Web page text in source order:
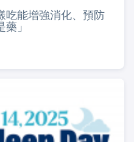
吃能增強消化、預防
」